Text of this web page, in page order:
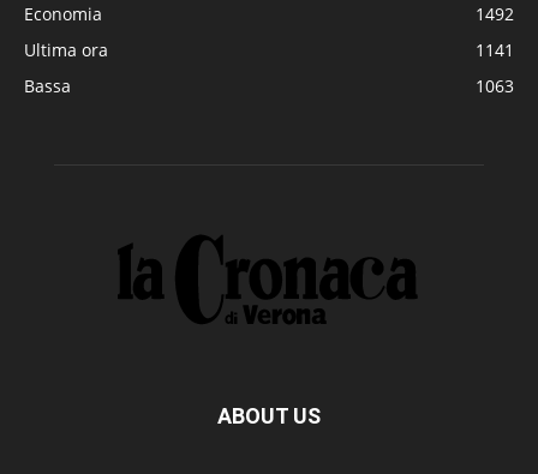
Economia
1492
Ultima ora
1141
Bassa
1063
ABOUT US